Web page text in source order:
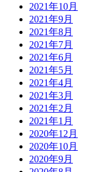
2021年10月
2021年9月
2021年8月
2021年7月
2021年6月
2021年5月
2021年4月
2021年3月
2021年2月
2021年1月
2020年12月
2020年10月
2020年9月